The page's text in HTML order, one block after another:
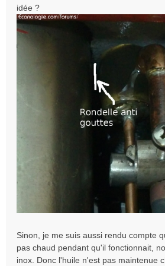
idée ?
Sinon, je me suis aussi rendu compte
pas chaud pendant qu'il fonctionnait,
inox. Donc l'huile n'est pas maintenue